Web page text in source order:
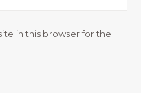
in this browser for the